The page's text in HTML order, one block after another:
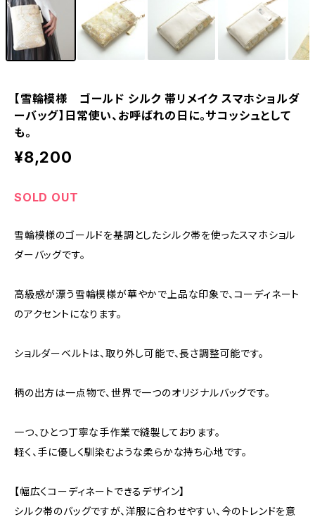
【雪輪模様 ゴールド シルク 帯リメイク スマホショルダ
ーバッグ】日常使い、お呼ばれの日に。サコッシュとして
も。
¥8,200
SOLD OUT
雪輪模様のゴールドを基調としたシルク帯を使ったスマホショル
ダーバッグです。
高級感が漂う雪輪模様が華やかで上品な印象で、コーディネート
のアクセントになります。
ショルダーベルトは、取り外し可能で、長さ調整可能です。
柄の出方は一点物で、世界で一つのオリジナルバッグです。
一つ、ひとつ丁寧な手作業で縫製しております。
軽く、手に優しく馴染むような柔らかな持ち心地です。
【幅広くコーディネートできるデザイン】
シルク帯のバッグですが、洋服に合わせやすい、今のトレンドを意